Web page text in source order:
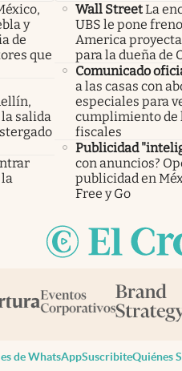
y
de
que
salida
Wall StreetLa
UBS le pone
America
para la dueña de
Comunicado
a las casas con
especiales para
cumplimiento de
fiscales
Publicidad
con anuncios?
publicidad en
Free y Go
de WhatsAppSuscribiteQuiénes